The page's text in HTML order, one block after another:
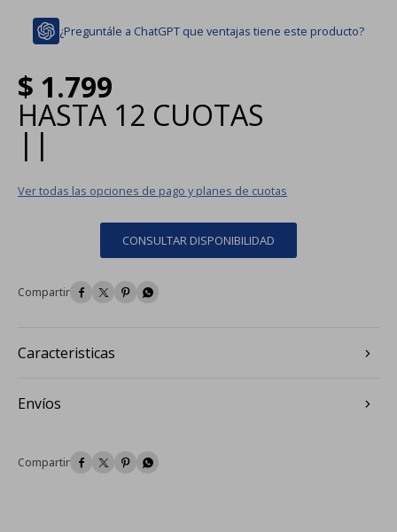
¿Preguntále a ChatGPT que ventajas tiene este producto?
$ 1.799
HASTA 12 CUOTAS
| |
Ver todas las opciones de pago y planes de cuotas
CONSULTAR DISPONIBILIDAD
   
Caracteristicas
Envíos
   